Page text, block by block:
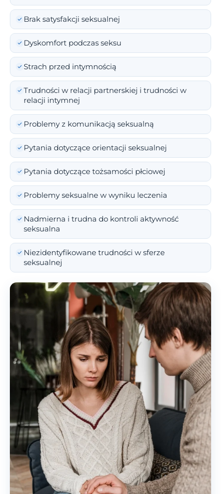
Brak satysfakcji seksualnej
Dyskomfort podczas seksu
Strach przed intymnością
Trudności w relacji partnerskiej i trudności w
relacji intymnej
Problemy z komunikacją seksualną
Pytania dotyczące orientacji seksualnej
Pytania dotyczące tożsamości płciowej
Problemy seksualne w wyniku leczenia
Nadmierna i trudna do kontroli aktywność
seksualna
Niezidentyfikowane trudności w sferze
seksualnej